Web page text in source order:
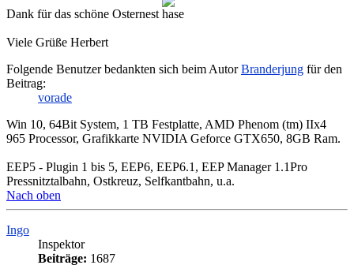
Dank für das schöne Osternest
Viele Grüße Herbert
Folgende Benutzer bedankten sich beim AutorBranderjung für den
Beitrag:
vorade
Win 10, 64Bit System, 1 TB Festplatte, AMD Phenom (tm) IIx4
965 Processor, Grafikkarte NVIDIA Geforce GTX650, 8GB Ram.
EEP5 - Plugin 1 bis 5, EEP6, EEP6.1, EEP Manager 1.1Pro
Pressnitztalbahn, Ostkreuz, Selfkantbahn, u.a.
Nach oben
Ingo
Inspektor
Beiträge: 1687